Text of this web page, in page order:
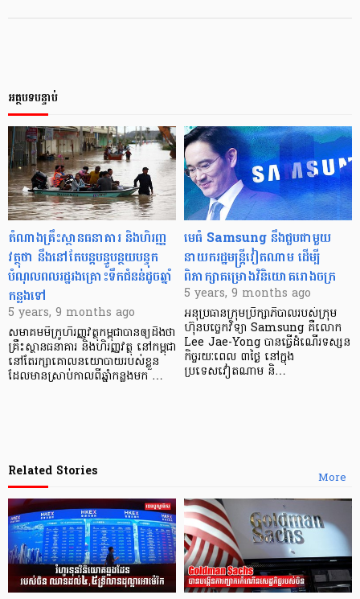
អត្ថបទបន្ទាប់
តំណាងគ្រឹះស្ថានធនាគារ និងហិរញ្ញ
វត្ថុថា នឹងនៅតែបន្ដបន្ធូបន្ថយបន្ទុក
បំណុលពលរដ្ឋរងគ្រោះទឹកជំនន់ដូចឆ្នាំ
កន្លងទៅ
5 years, 9 months ago
សមាគមមីក្រូហិរញ្ញវត្ថុកម្ពុជាបានឲ្យដឹងថា
គ្រឹះស្ថានធនាគារ និងហិរញ្ញវត្ថុ នៅកម្ពុជា
នៅតែរក្សាគោលនយោបាយរបស់ខ្លួន
ដែលមានស្រាប់កាលពីឆ្នាំកន្លងមក …
មេធំ Samsung នឹងជួបជាមួយ
នាយករដ្ឋមន្ត្រីវៀតណាម ដើម្បី
ពិភាក្សាគម្រោងវិនិយោគរោងចក្រ
5 years, 9 months ago
អនុប្រធានក្រុមប្រឹក្សាភិបាលរបស់ក្រុម
ហ៊ុនបច្ចេកវិទ្យា Samsung គឺលោក
Lee Jae-Yong បានធ្វើដំណើរទស្សន
កិច្ចរយៈពេល ៣ថ្ងៃ នៅក្នុង
ប្រទេសវៀតណាម និ…
More
Related Stories